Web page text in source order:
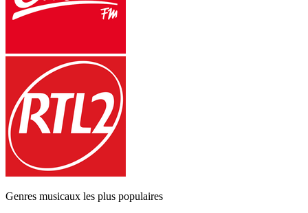
Genres musicaux les plus populaires